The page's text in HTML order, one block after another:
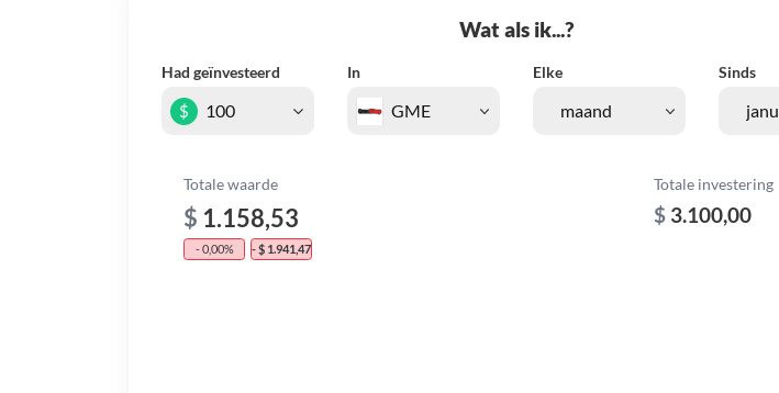
Wat als ik...?
Had geïnvesteerd In Elke Sinds
$
Totale waarde
$ 1.158,53
- 0,00% - $ 1.941,47
Totale investering
$ 3.100,00